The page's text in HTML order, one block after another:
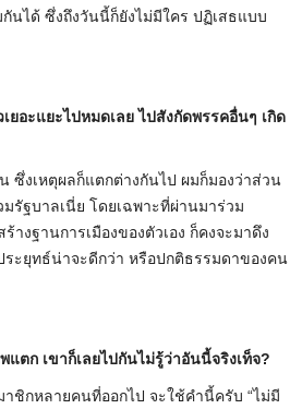
นได้ ซึ่งถึงวันนี้ก็ยังไม่มีใคร ปฏิเสธแบบ
อะแยะไปหมดเลย ไปสังกัดพรรคอื่นๆ เกิด
ซึ่งเหตุผลก็แตกต่างกันไป ผมก็มองว่าส่วน
มรัฐบาลเนี่ย โดยเฉพาะที่ผ่านมาร่วม
งฐานการเมืองของตัวเอง ก็คงจะมาดึง
ระยุทธ์น่าจะดีกว่า หรือปกติธรรมดาของคน
ตก เขาก็เลยไปกันไม่รู้ว่าอันนี้จริงเท็จ?
ชิกหลายคนที่ออกไป จะใช้คำนี้ครับ “ไม่มี